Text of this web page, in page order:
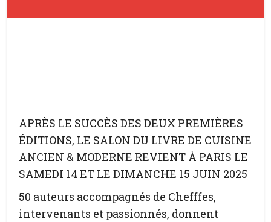
APRÈS LE SUCCÈS DES DEUX PREMIÈRES
ÉDITIONS, LE SALON DU LIVRE DE CUISINE
ANCIEN & MODERNE REVIENT À PARIS LE
SAMEDI 14 ET LE DIMANCHE 15 JUIN 2025
50 auteurs accompagnés de Chefffes,
intervenants et passionnés, donnent